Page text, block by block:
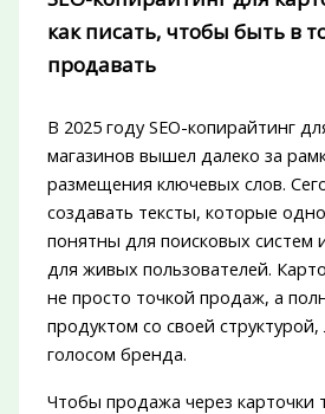
как писать, чтобы быть в
продавать
В 2025 году SEO-копирайтинг
магазинов вышел далеко за
размещения ключевых слов.
создавать тексты, которые
понятны для поисковых систем
для живых пользователей.
не просто точкой продаж, а
продуктом со своей
голосом бренда.
Чтобы продажа через карточки